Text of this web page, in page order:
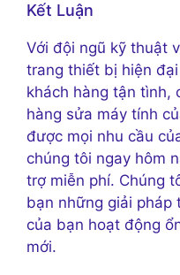
Kết Luận
Với đội ngũ kỹ thuật
trang thiết bị hiện
khách hàng tận tình,
hàng sửa máy tính
được mọi nhu cầu
chúng tôi ngay hôm
trợ miễn phí. Chúng
bạn những giải pháp
của bạn hoạt động
mới.